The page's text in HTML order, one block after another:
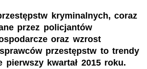
kryminalnych, coraz
przez policjantów
oraz wzrost
przestępstw to trendy
pierwszy kwartał 2015 roku.